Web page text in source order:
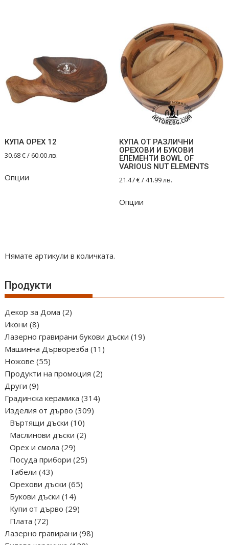
КУПА ОРЕХ 12
30.68€/ 60.00 лв.
Опции
КУПА ОТ РАЗЛИЧНИ
ОРЕХОВИ И БУКОВИ
ЕЛЕМЕНТИ BOWL OF
VARIOUS NUT ELEMENTS
21.47€/ 41.99 лв.
Опции
Нямате артикули в количката.
Продукти
Декор за Дома 22
Икони 88
продукта
Лазерно гравирани букови дъски 1919
Машинна Дърворезба 11 11
Ножове 5555
продукта
Продукти на промоция 22
Други 99
продукта
Градинска керамика 314314
Изделия от дърво 309309
Въртящи дъски 1010
продукта
Маслинови дъски 22
Орех и смола 2929
продукта
Посуда прибори 2525
Табели 4343
продукта
Орехови дъски 6565
Букови дъски 1414
продукта
Купи от дърво 2929
Плата 7272
продукта
Лазерно гравирани 9898